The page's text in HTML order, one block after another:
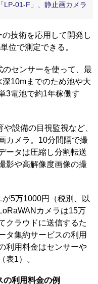
LP-01-F」、静止画カメラ
技術を応用して開発し
位で測定できる。
センサーを使って、最
10mまでのため池や大
3電池で約1年稼働す
設備の目視監視など、
カメラ。10分間隔で撮
ータは圧縮し分割転送
影や高解像度画像の撮
5万1000円（税別、以
カメラは15万
クラウドに送信するた
タ集約サービスの利用
利用料金はセンサーや
表1）。
利用料金の例